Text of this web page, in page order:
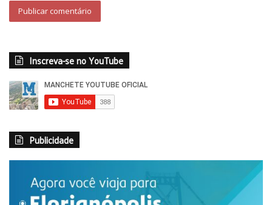
Inscreva-se no YouTube
Publicidade